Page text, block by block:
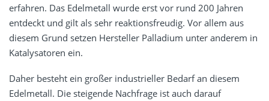
erfahren. Das Edelmetall wurde erst vor rund 200 Jahren
entdeckt und gilt als sehr reaktionsfreudig. Vor allem aus
diesem Grund setzen Hersteller Palladium unter anderem in
Katalysatoren ein.
Daher besteht ein großer industrieller Bedarf an diesem
Edelmetall. Die steigende Nachfrage ist auch darauf